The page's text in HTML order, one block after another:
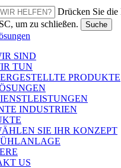
Drücken Sie die
um zu schließen.
Suche
SIND
TUN
PRODUKTE
INDUSTRIEN
SIE IHR KONZEPT
US